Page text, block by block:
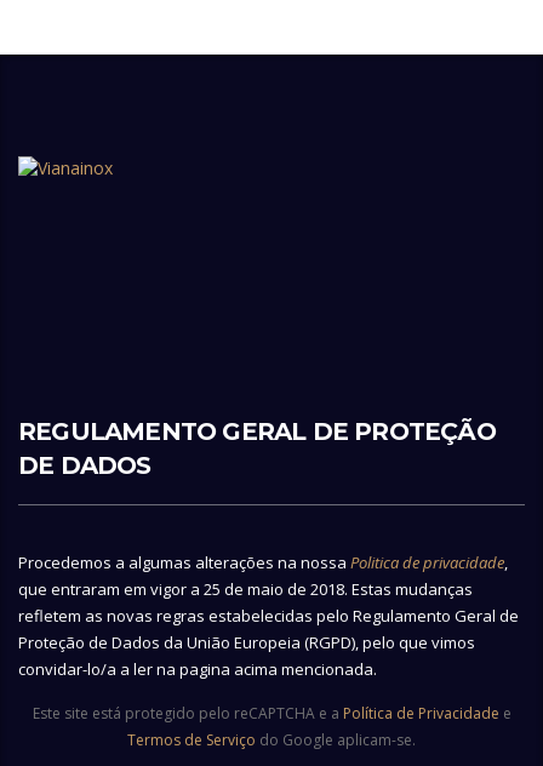
REGULAMENTO GERAL DE PROTEÇÃO
DE DADOS
Procedemos a algumas alterações na nossa Politica de privacidade,
que entraram em vigor a 25 de maio de 2018. Estas mudanças
refletem as novas regras estabelecidas pelo Regulamento Geral de
Proteção de Dados da União Europeia (RGPD), pelo que vimos
convidar-lo/a a ler na pagina acima mencionada.
Este site está protegido pelo reCAPTCHA e a Política de Privacidade e
Termos de Serviço do Google aplicam-se.